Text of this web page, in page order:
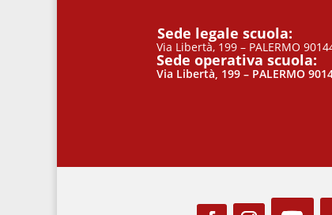
Sede legale scuola:
Via Libertà, 199 – PALERMO
Sede operativa scuola:
Via Libertà, 199 – PALERMO